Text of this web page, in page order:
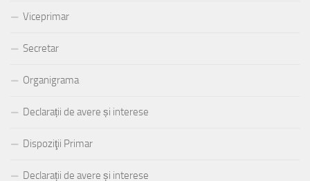
Viceprimar
Secretar
Organigrama
Declarații de avere și interese
Dispoziţii Primar
Declarații de avere și interese